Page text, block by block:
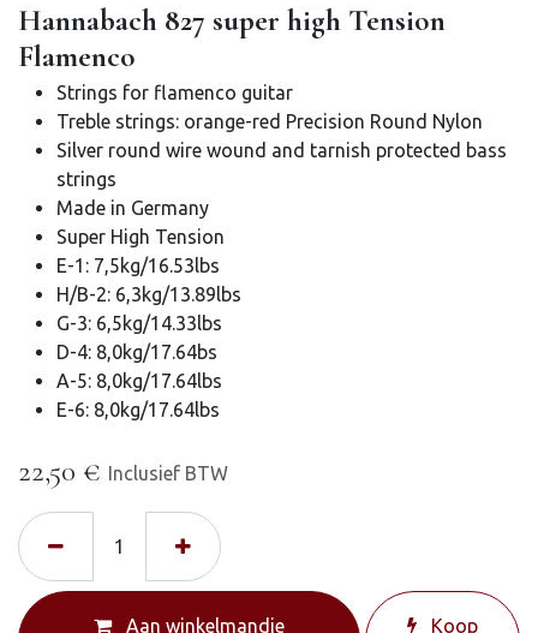
Hannabach 827 super high Tension
Flamenco
Strings for flamenco guitar
Treble strings: orange-red Precision Round Nylon
Silver round wire wound and tarnish protected bass
strings
Made in Germany
Super High Tension
E-1: 7,5kg/16.53lbs
H/B-2: 6,3kg/13.89lbs
G-3: 6,5kg/14.33lbs
D-4: 8,0kg/17.64bs
A-5: 8,0kg/17.64lbs
E-6: 8,0kg/17.64lbs
22,50 € Inclusief BTW
Aan winkelmandje
Koop